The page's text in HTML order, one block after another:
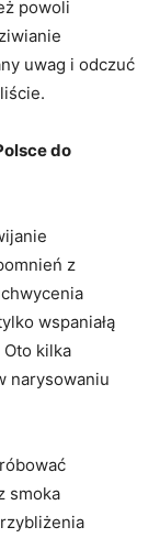
‍powoli
uwag i odczuć
do
z
⁢wspaniałą
kilka‌
narysowaniu
smoka